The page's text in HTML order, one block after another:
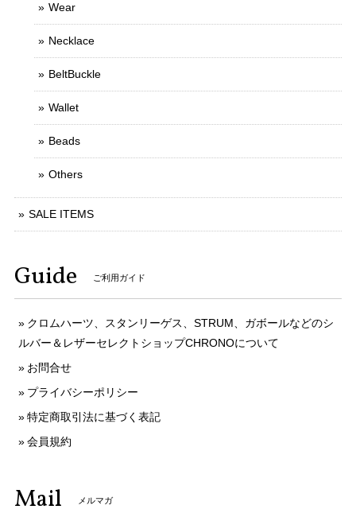
Wear
Necklace
BeltBuckle
Wallet
Beads
Others
SALE ITEMS
Guide ご利用ガイド
クロムハーツ、スタンリーゲス、STRUM、ガボールなどのシ
ルバー＆レザーセレクトショップCHRONOについて
お問合せ
プライバシーポリシー
特定商取引法に基づく表記
会員規約
Mail メルマガ